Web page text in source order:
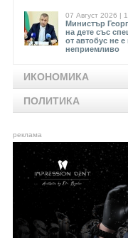
07 Август 2026 |
Министър
на дете със
от автобус не
неприемливо
ИКОНОМИКА
ПОЛИТИКА
реклама